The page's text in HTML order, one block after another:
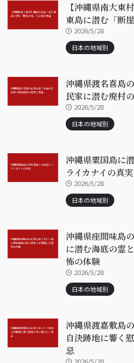
【沖縄県南大東
東島に潜む「断
2026/5/28
日本の地域別
沖縄県渡名喜島
民家に潜む廃村
2026/5/28
日本の地域別
沖縄県粟国島に
ライカナイの真実
2026/5/28
日本の地域別
沖縄県座間味島
に潜む海底の霊
怖の体験
2026/5/28
日本の地域別
沖縄県渡嘉敷島
自決跡地に響く
忌